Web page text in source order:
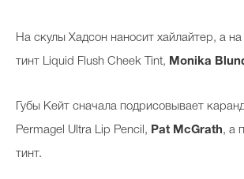
На скулы Хадсон наносит хайлайтер, а
тинт Liquid Flush Cheek Tint, Monika
Губы Кейт сначала подрисовывает
Permagel Ultra Lip Pencil, Pat McGrath, а
тинт.